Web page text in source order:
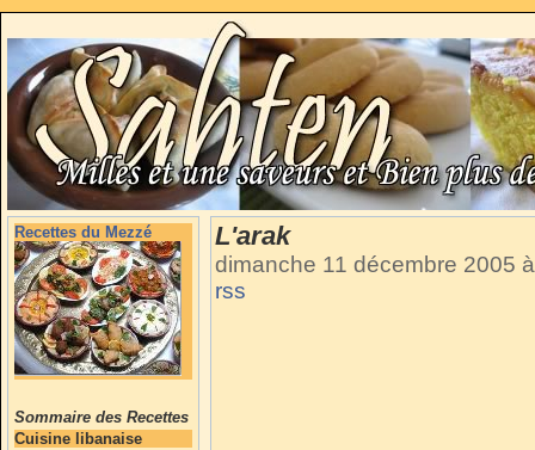
Recettes du Mezzé
Sommaire des Recettes
Cuisine libanaise
L'arak
dimanche 11 décembre 2005
rss